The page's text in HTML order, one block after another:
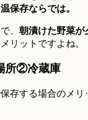
保存ならでは。
、 朝漬けた野菜が
リットですよね。
所②冷蔵庫
存する場合のメリ